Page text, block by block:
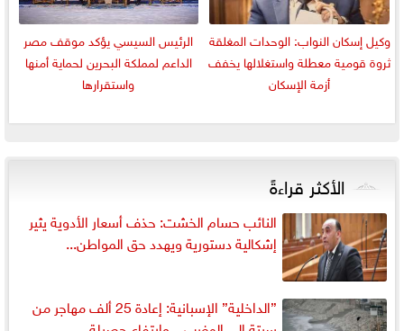
وكيل إسكان النواب: الوحدات المغلقة
ثروة قومية معطلة واستغلالها يخفف
أزمة الإسكان
الرئيس السيسي يؤكد موقف مصر
الداعم لمملكة البحرين لحماية أمنها
واستقرارها
الأكثر قراءةً
النائب حسام الخشت: حذف أسعار الأدوية يثير
إشكالية دستورية ويهدد حق المواطن...
”الداخلية” الإسبانية: إعادة 25 ألف مهاجر من